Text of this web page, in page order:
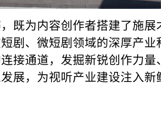
既为内容创作者搭建了施
剧、微短剧领域的深厚产
接通道，发掘新锐创作力
展，为视听产业建设注入